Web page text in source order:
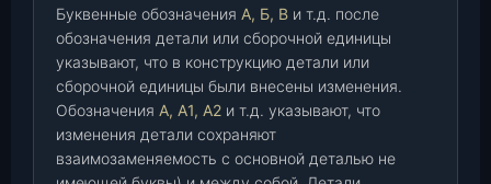
Буквенные обозначения А, Б, В и т.д. после
обозначения детали или сборочной единицы
указывают, что в конструкцию детали или
сборочной единицы были внесены изменения.
Обозначения А, А1, А2 и т.д. указывают, что
изменения детали сохраняют
взаимозаменяемость с основной деталью не